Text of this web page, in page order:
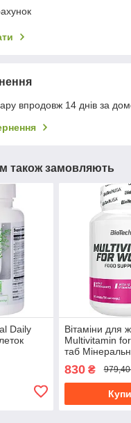
впродовж 14 днів за
також замовляють
Daily
Вітаміни для
Multivitamin
таб
830₴